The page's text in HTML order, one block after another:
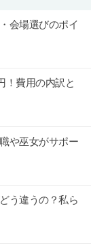
会場選びのポイ
！費用の内訳と
や巫女がサポー
う違うの？私ら